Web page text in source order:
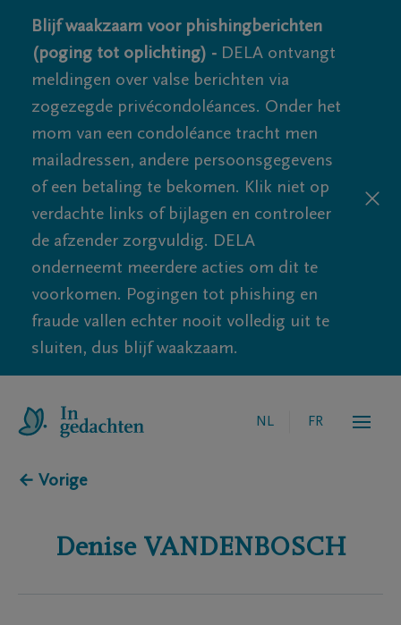
Blijf waakzaam voor phishingberichten
(poging tot oplichting) - DELA ontvangt
meldingen over valse berichten via
zogezegde privécondoléances. Onder het
mom van een condoléance tracht men
mailadressen, andere persoonsgegevens
of een betaling te bekomen. Klik niet op
verdachte links of bijlagen en controleer
de afzender zorgvuldig. DELA
onderneemt meerdere acties om dit te
voorkomen. Pogingen tot phishing en
fraude vallen echter nooit volledig uit te
sluiten, dus blijf waakzaam.
NL FR
← Vorige
Denise VANDENBOSCH